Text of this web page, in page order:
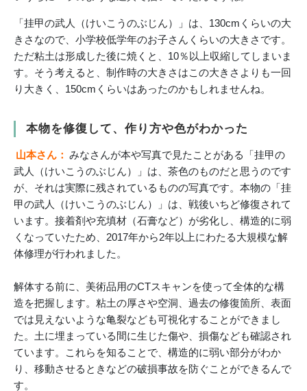
「挂甲の武人（けいこうのぶじん）」は、130cmくらいの大
きさなので、小学校低学年のお子さんくらいの大きさです。
ただ粘土は形成した後に焼くと、10％以上収縮してしまいま
す。そう考えると、制作時の大きさはこの大きさよりも一回
り大きく、150cmくらいはあったのかもしれませんね。
本物を修復して、作り方や色がわかった
山本さん： みなさんが本や写真で見たことがある「挂甲の
武人（けいこうのぶじん）」は、茶色のものだと思うのです
が、それは実際に残されているものの写真です。本物の「挂
甲の武人（けいこうのぶじん）」は、戦後いちど修復されて
います。接着剤や充填材（石膏など）が劣化し、構造的に弱
くなっていたため、2017年から2年以上にわたる大規模な解
体修理が行われました。
解体する前に、美術品用のCTスキャンを使って全体的な構
造を把握します。粘土の厚さや空洞、過去の修復箇所、表面
では見えないような亀裂なども可視化することができまし
た。土に埋まっている間に生じた傷や、損傷なども確認され
ています。これらを知ることで、構造的に弱い部分がわか
り、移動させるときなどの破損事故を防ぐことができるんで
す。